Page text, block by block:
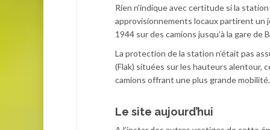
Rien n’indique avec certitude si la
approvisionnements locaux partirent un
1944 sur des camions jusqu’à la gare de
La protection de la station n’était pas
(Flak) situées sur les hauteurs alentour,
camions offrant une plus grande mobilité.
Le site aujourd’hui